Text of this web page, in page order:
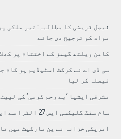
فیصل قریشی کا مطالبہ: غیر ملکی
مواد کو ترجیح دی جائے
کامن ویلتھ گیمز کے اختتام پر
سی ڈی اے نے کرکٹ اسٹیڈیم پر کام
فیصلہ کر لیا
مشرقی ایشیا ‘بے رحم گرمی’ کی
سام سنگ گلیکسی ایس 27 الٹرا سے ایک کیمرا ہٹا دے گا.
امریکی خزانہ نے ین مارکیٹ میں